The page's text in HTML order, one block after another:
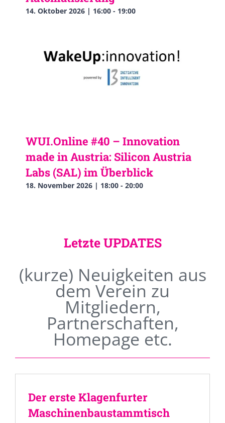
14. Oktober 2026 | 16:00 - 19:00
WUI.Online #40 – Innovation
made in Austria: Silicon Austria
Labs (SAL) im Überblick
18. November 2026 | 18:00 - 20:00
Letzte UPDATES
(kurze) Neuigkeiten aus
dem Verein zu
Mitgliedern,
Partnerschaften,
Homepage etc.
Der erste Klagenfurter
Maschinenbaustammtisch